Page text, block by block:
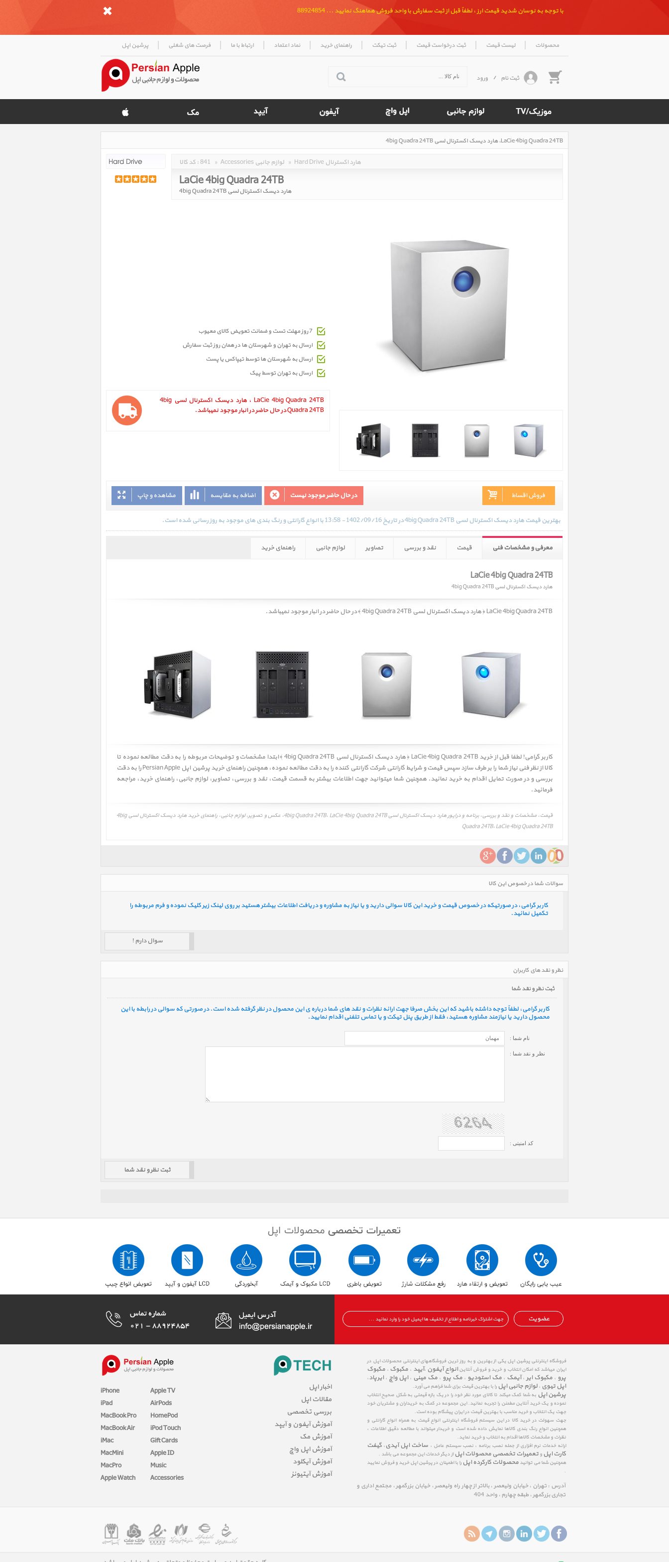
با توجه به نوسان شدید قیمت ارز ، لطفاً قبل از ثبت سفارش با واحد فروش هماهنگ نمایید ... 88924854
محصولات | لیست قیمت | ثبت درخواست قیمت | ثبت تیکت | راهنمای خرید | نماد اعتماد | ارتباط با ما | فرصت های شغلی | پرشین اپل
ثبت نام / ورود
LaCie 4big Quadra 24TB، هارد دیسک اکسترنال لسی 4big Quadra 24TB
Rated
کد کالا :841 » Accessories لوازم جانبی » Hard Drive هارد اکسترنال
LaCie 4big Quadra 24TB
هارد دیسک اکسترنال لسی 4big Quadra 24TB
7 روز مهلت تست و ضمانت تعویض کالای معیوب
ارسال به تهران و شهرستان ها در همان روز ثبت سفارش
ارسال به شهرستان ها توسط تیپاکس یا پست
ارسال به تهران توسط پیک
LaCie 4big Quadra 24TB ، هارد دیسک اکسترنال لسی 4big
Quadra 24TB در حال حاضر در انبار موجود نمیباشد.
مشاهده و چاپ اضافه به مقایسه در حال حاضر موجود نیست فروش اقساط
بهترین قیمت هارد دیسک اکسترنال لسی 4big Quadra 24TB در تاریخ 1402/09/16 - 13:58 با انواع گارانتی و رنگ بندی های موجود به روز رسانی شده است.
معرفی و مشخصات فنی قیمت نقد و بررسی تصاویر لوازم جانبی راهنمای خرید
LaCie 4big Quadra 24TB
هارد دیسک اکسترنال لسی 4big Quadra 24TB
LaCie 4big Quadra 24TB ﴿ هارد دیسک اکسترنال لسی 4big Quadra 24TB ﴾ در حال حاضر در انبار موجود نمیباشد.
کاربر گرامی! لطفا قبل از خرید LaCie 4big Quadra 24TB ﴿ هارد دیسک اکسترنال لسی 4big Quadra 24TB ﴾ ابتدا مشخصات و توضیحات مربوطه را به دقت مطالعه نموده تا
کالا از نظر فنی نیاز شما را بر طرف سازد سپس قیمت و شرایط گارانتی شرکت گارانتی کننده را به دقت مطالعه نموده، همچنین راهنمای خرید پرشین اپل Persian Apple را به دقت
بررسی و در صورت تمایل اقدام به خرید نمائید. همچنین شما میتوانید جهت اطلاعات بیشتر به قسمت قیمت، نقد و بررسی، تصاویر، لوازم جانبی، راهنمای خرید، مراجعه
فرمائید.
قیمت، مشخصات و نقد و بررسی، برنامه و درایور هارد دیسک اکسترنال لسی 4big Quadra 24TB، LaCie 4big Quadra 24TB، عکس و تصویر، لوازم جانبی، راهنمای خرید هارد دیسک اکسترنال لسی 4big
Quadra 24TB، LaCie 4big Quadra 24TB
سوالات شما در خصوص این کالا
کاربر گرامی، در صورتیکه در خصوص قیمت و خرید این کالا سوالی دارید و یا نیاز به مشاوره و دریافت اطلاعات بیشتر هستید بر روی لینک زیر کلیک نموده و فرم مربوطه را
تکمیل نمائید.
سوال دارم !
نظر و نقد های کاربران
ثبت نظر و نقد شما
کاربر گرامی، لطفاً توجه داشته باشید که این بخش صرفا جهت ارائه نظرات و نقد های شما درباره ی این محصول در نظر گرفته شده است. در صورتی که سوالی در رابطه با این
محصول دارید یا نیازمند مشاوره هستید، فقط از طریق پنل تیکت و یا تماس تلفنی اقدام نمایید.
نام شما :
نظر و نقد شما :
کد امنیتی :
عضویت
iPhone
iPad
MacBook Pro
MacBook Air
iMac
MacMini
MacPro
Apple Watch
Apple TV
AirPods
HomePod
iPod Touch
Gift Cards
Apple ID
Music
Accessories
اخبار اپل
مقالات اپل
بررسی تخصصی
آموزش آیفون و آیپد
آموزش مک
آموزش اپل واچ
آموزش آیکلود
آموزش آیتیونز
فروشگاه اینترنتی پرشین اپل یکی از بهترین و به روز ترین فروشگاههای اینترنتی محصولات اپل در
ایران میباشد که امکان انتخاب و خرید و فروش آنلاینانواع آیفون ،آیپد ، مکبوک ، مکبوک
پرو ، مکبوک ایر ، آیمک ، مک استودیو ، مک پرو ، مک مینی ، اپل واچ ، ایرپاد،
اپل تیوی ، لوازم جانبی اپل را با بهترین قیمت برای شما فراهم می آورد.
پرشین اپل به شما کمک میکند تا کالای مورد نظر خود را در یک بازه قیمتی به شکل صحیح انتخاب
نموده و یک خرید آنلاین مطمئن را تجربه نمائید. این مجموعه در کمک به خریداران و مشتریان خود
جهت یک انتخاب و خرید مناسب با بهترین قیمت در ایران پیشگام بوده است.
جهت سهولت در خرید کالا در این سیستم فروشگاه اینترنتی انواع قیمت به همراه انواع گارانتی و
همچنین انواع رنگ بندی کالاها نمایش داده شده است و خریدار میتواند با مطالعه دقیق اطلاعات ،
نظرات و مشخصات کالاها اقدام به انتخاب و خرید نماید.
ارائه خدمات نرم افزاری از جمله نصب برنامه ، نصب سیستم عامل ، ساخت اپل آیدی ، گیفت
کارت اپل و تعمیرات تخصصی محصولات اپل از دیگر خدمات این مجموعه می باشد .
همچنین شما می توانید محصولات کارکرده اپل را با اطمینان در پرشین اپل خرید و فروش نمایید
.
آدرس : تهران ، خیابان ولیعصر ، بالاتر از چهار راه ولیعصر ، خیابان بزرگمهر ، مجتمع اداری و
تجاری بزرگمهر ، طبقه چهارم ، واحد 404